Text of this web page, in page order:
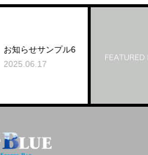
お知らせサンプル6
2025.06.17